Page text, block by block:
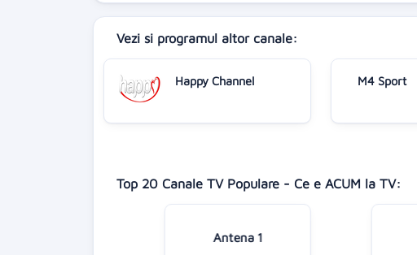
Vezi si programul altor canale:
Happy Channel M4 Sport
Top 20 Canale TV Populare - Ce e ACUM la TV:
Antena 1